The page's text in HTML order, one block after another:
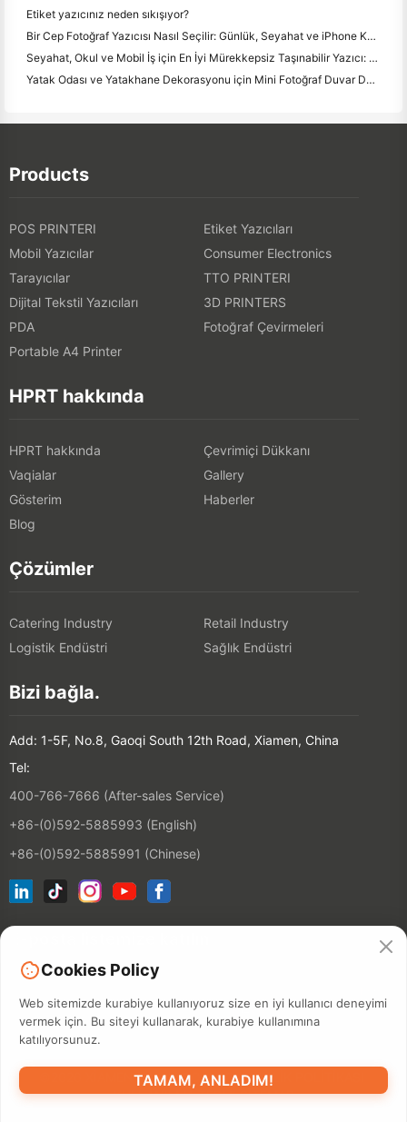
Etiket yazıcınız neden sıkışıyor?
Bir Cep Fotoğraf Yazıcısı Nasıl Seçilir: Günlük, Seyahat ve iPhone Kullanıcıları için Tam Bir Kılavuz
Seyahat, Okul ve Mobil İş için En İyi Mürekkepsiz Taşınabilir Yazıcı: Hanin MT620 Pro İnceleme
Yatak Odası ve Yatakhane Dekorasyonu için Mini Fotoğraf Duvar Düzenleme Fikirleri ve İpuçları
Products
POS PRINTERI
Etiket Yazıcıları
Mobil Yazıcılar
Consumer Electronics
Tarayıcılar
TTO PRINTERI
Dijital Tekstil Yazıcıları
3D PRINTERS
PDA
Fotoğraf Çevirmeleri
Portable A4 Printer
HPRT hakkında
HPRT hakkında
Çevrimiçi Dükkanı
Vaqialar
Gallery
Gösterim
Haberler
Blog
Çözümler
Catering Industry
Retail Industry
Logistik Endüstri
Sağlık Endüstri
Bizi bağla.
Add: 1-5F, No.8, Gaoqi South 12th Road, Xiamen, China
Tel:
400-766-7666 (After-sales Service)
+86-(0)592-5885993 (English)
+86-(0)592-5885991 (Chinese)
©2026 XIAMEN HANIN CO., LTD.GIZLILIK POLITIKASI
KULLANILMA TERMI SITEMAP
Cookies Policy
Web sitemizde kurabiye kullanıyoruz size en iyi kullanıcı deneyimi
vermek için. Bu siteyi kullanarak, kurabiye kullanımına
katılıyorsunuz.
TAMAM, ANLADIM!